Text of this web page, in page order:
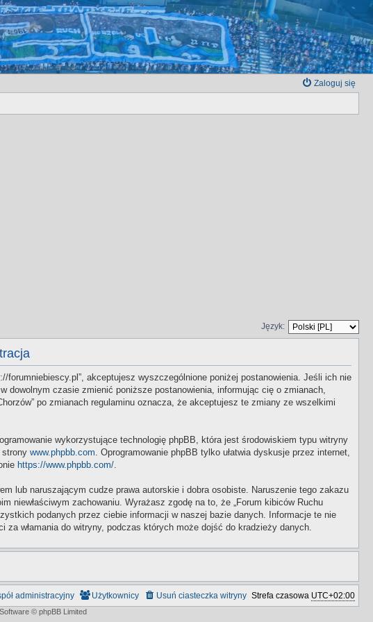
Zaloguj się
Język:
forumniebiescy.pl”, akceptujesz wyszczególnione poniżej postanowienia. Jeśli ich nie
dowolnym czasie zmienić poniższe postanowienia, informując cię o zmianach,
po zmianach regulaminu oznacza, że akceptujesz te zmiany ze wszelkimi
wykorzystujące technologię phpBB, która jest środowiskiem typu witryny
strony www.phpbb.com. Oprogramowanie phpBB tylko ułatwia dyskusje przez internet,
https://www.phpbb.com/.
lub naruszającym cudze prawa autorskie i dobra osobiste. Naruszenie tego zakazu
niewłaściwym zachowaniu. Wyrażasz zgodę na to, że „Forum kibiców Ruchu
podanych przez ciebie informacji w naszej bazie danych. Informacje te nie
za włamania do witryny, podczas których może dojść do kradzieży danych.
Strefa czasowa UTC+02:00
Usuń ciasteczka witryny
Użytkownicy
administracyjny
© phpBB Limited